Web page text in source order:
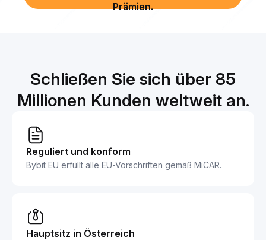
Prämien.
Schließen Sie sich über 85
Millionen Kunden weltweit an.
Reguliert und konform
Bybit EU erfüllt alle EU-Vorschriften gemäß MiCAR.
Hauptsitz in Österreich